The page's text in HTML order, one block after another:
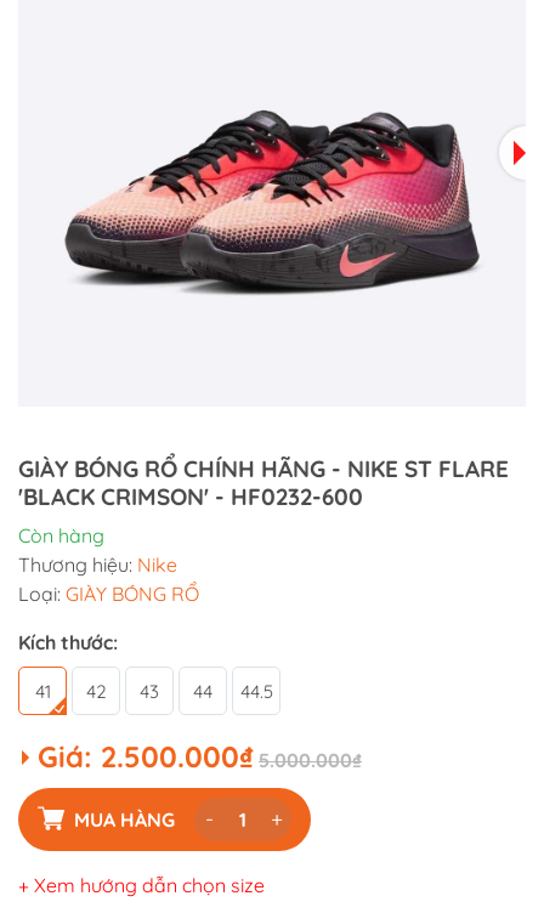
GIÀY BÓNG RỔ CHÍNH HÃNG - NIKE ST FLARE
'BLACK CRIMSON' - HF0232-600
Còn hàng
Thương hiệu: Nike
Loại: GIÀY BÓNG RỔ
Kích thước:
41 42 43 44 44.5
Giá: 2.500.000₫ 5.000.000₫
MUA HÀNG - +
+ Xem hướng dẫn chọn size